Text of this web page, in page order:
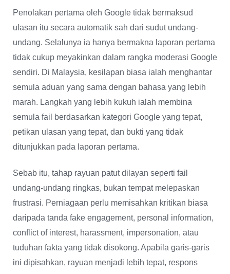
Penolakan pertama oleh Google tidak bermaksud
ulasan itu secara automatik sah dari sudut undang-
undang. Selalunya ia hanya bermakna laporan pertama
tidak cukup meyakinkan dalam rangka moderasi Google
sendiri. Di Malaysia, kesilapan biasa ialah menghantar
semula aduan yang sama dengan bahasa yang lebih
marah. Langkah yang lebih kukuh ialah membina
semula fail berdasarkan kategori Google yang tepat,
petikan ulasan yang tepat, dan bukti yang tidak
ditunjukkan pada laporan pertama.
Sebab itu, tahap rayuan patut dilayan seperti fail
undang-undang ringkas, bukan tempat melepaskan
frustrasi. Perniagaan perlu memisahkan kritikan biasa
daripada tanda fake engagement, personal information,
conflict of interest, harassment, impersonation, atau
tuduhan fakta yang tidak disokong. Apabila garis-garis
ini dipisahkan, rayuan menjadi lebih tepat, respons